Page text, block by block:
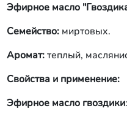
Эфирное масло
Семейство: миртовых.
Аромат: теплый,
Свойства и применение:
Эфирное масло гвоздики: